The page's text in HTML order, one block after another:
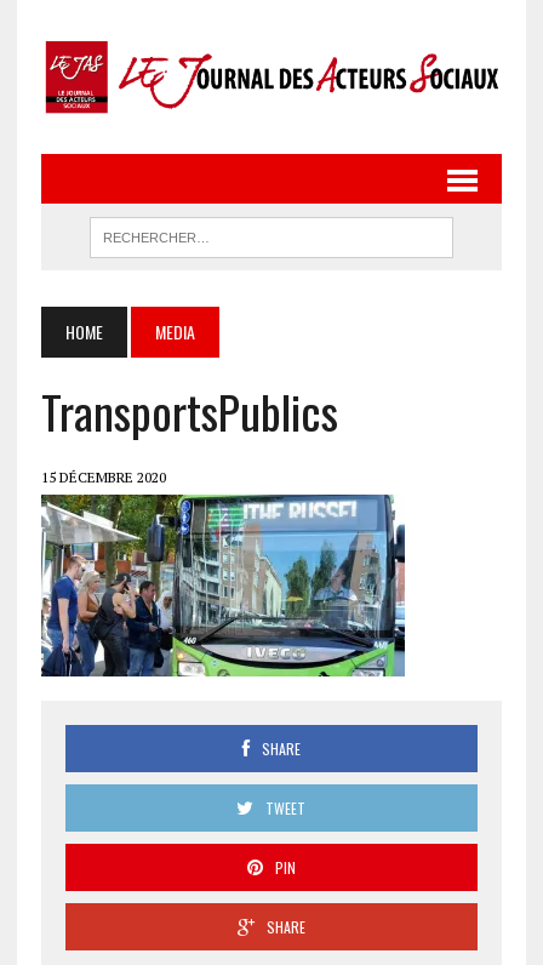
HOME MEDIA
TransportsPublics
15 DÉCEMBRE 2020
SHARE
TWEET
PIN
SHARE